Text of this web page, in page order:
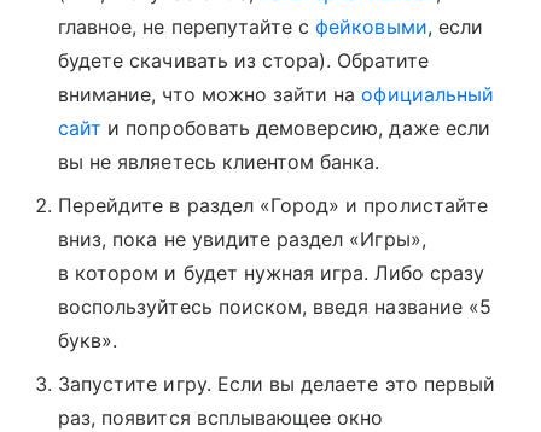
главное, не перепутайте сфейковыми, если
будете скачивать из стора). Обратите
внимание, что можно зайти наофициальный
сайт и попробовать демоверсию, даже если
вы не являетесь клиентом банка.
Перейдите в раздел «Город» и пролистайте
вниз, пока не увидите раздел «Игры»,
в котором и будет нужная игра. Либо сразу
воспользуйтесь поиском, введя название «5
букв».
Запустите игру. Если вы делаете это первый
раз, появится всплывающее окно